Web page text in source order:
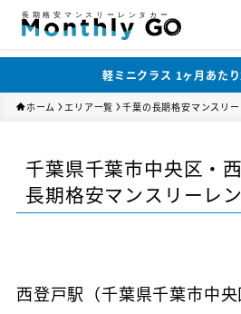
長期格安マンスリーレンタカー
軽ミニクラス 1ヶ月あた
ホーム エリア一覧 千葉の長期格安マンスリ
千葉県千葉市中央区・
長期格安マンスリーレ
西登戸駅（千葉県千葉市中